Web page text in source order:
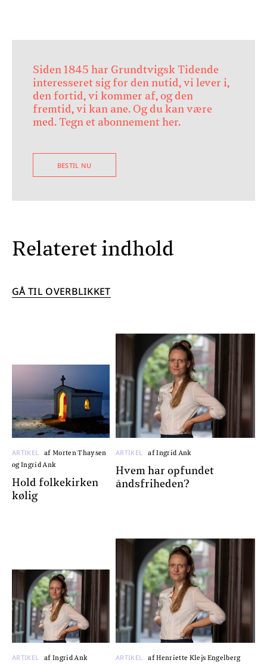
Siden 1845 har Grundtvigsk Tidende
interesseret sig for den nutid, vi lever i,
den fortid, vi kommer af, og den
fremtid, vi kan ane. Og du kan være
med. Tegn et abonnement her.
BESTIL NU
Relateret indhold
GÅ TIL OVERBLIKKET
ARTIKEL
af Morten Thaysen
og Ingrid Ank
Hold folkekirken
kølig
ARTIKEL af Ingrid Ank
Hvem har opfundet
åndsfriheden?
ARTIKEL af Ingrid Ank ARTIKEL af Henriette Klejs Engelberg